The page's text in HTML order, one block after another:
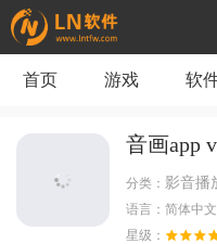
首页 游戏 软
音画app
分类： 影音播
语言： 简体中文
星级：